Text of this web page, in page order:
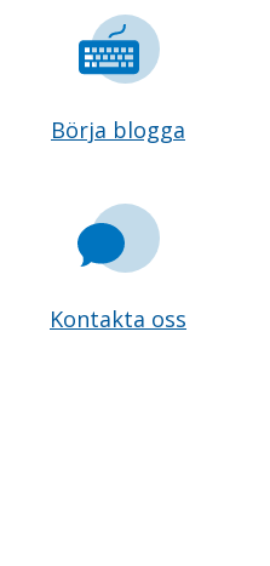
Börja blogga
Kontakta oss